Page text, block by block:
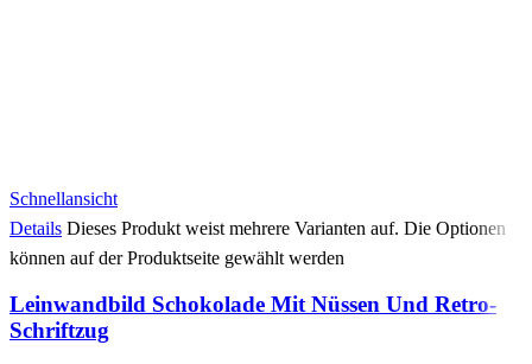
Schnellansicht
Details Dieses Produkt weist mehrere Varianten auf. Die Optionen
können auf der Produktseite gewählt werden
Leinwandbild Schokolade Mit Nüssen Und Retro-
Schriftzug